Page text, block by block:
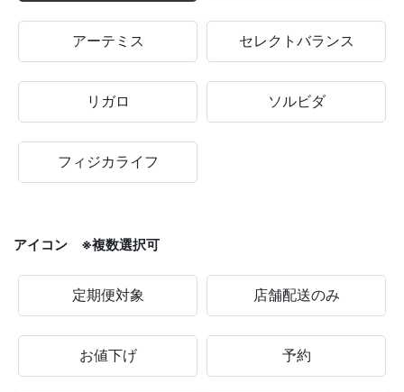
アーテミス セレクトバランス
リガロ ソルビダ
フィジカライフ
アイコン ※複数選択可
定期便対象 店舗配送のみ
お値下げ 予約